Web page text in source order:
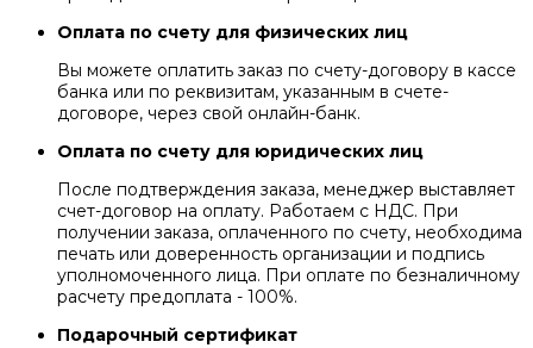
Оплата по счету для физических лиц
Вы можете оплатить заказ по счету-договору в кассе
банка или по реквизитам, указанным в счете-
договоре, через свой онлайн-банк.
Оплата по счету для юридических лиц
После подтверждения заказа, менеджер выставляет
счет-договор на оплату. Работаем с НДС. При
получении заказа, оплаченного по счету, необходима
печать или доверенность организации и подпись
уполномоченного лица. При оплате по безналичному
расчету предоплата - 100%.
Подарочный сертификат